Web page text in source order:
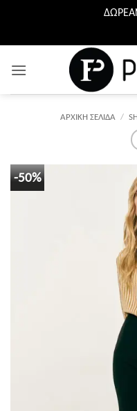
στο
περιεχόμενο
ΑΡΧΙΚΉ ΣΕΛΊΔΑ /
-50%